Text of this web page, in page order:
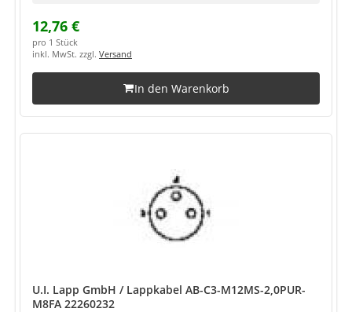
12,76 €
pro 1 Stück
inkl. MwSt. zzgl. Versand
In den Warenkorb
U.I. Lapp GmbH / Lappkabel AB-C3-M12MS-2,0PUR-
M8FA 22260232